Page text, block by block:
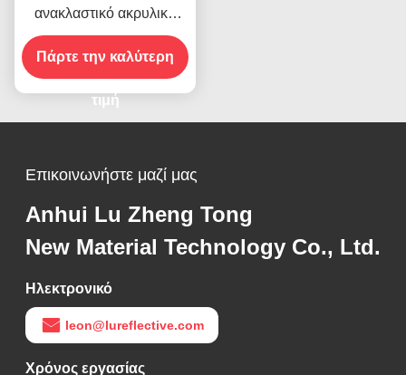
ανακλαστικό ακρυλικό
φύλλο βινύλιο για την
οδική ασφάλεια
Πάρτε την καλύτερη
τιμή
Επικοινωνήστε μαζί μας
Anhui Lu Zheng Tong
New Material Technology Co., Ltd.
Ηλεκτρονικό
leon@lureflective.com
Χρόνος εργασίας